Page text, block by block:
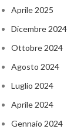
Aprile 2025
Dicembre 2024
Ottobre 2024
Agosto 2024
Luglio 2024
Aprile 2024
Gennaio 2024